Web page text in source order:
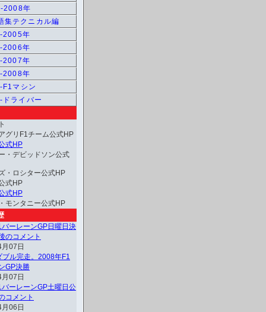
2008年
集テクニカル編
2005年
2006年
2007年
2008年
F1マシン
ライバー
グリF1チーム公式HP
式HP
・デビッドソン公式
・ロシター公式HP
式HP
式HP
モンタニー公式HP
ーレーンGP日曜日決
のコメント
07日
ブル完走。2008年F1
GP決勝
07日
ーレーンGP土曜日公
コメント
06日